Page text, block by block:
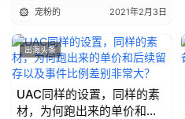
宠粉的 2021年2月3日
出海头条
UAC同样的设置，同样的素
材，为何跑出来的单价和后